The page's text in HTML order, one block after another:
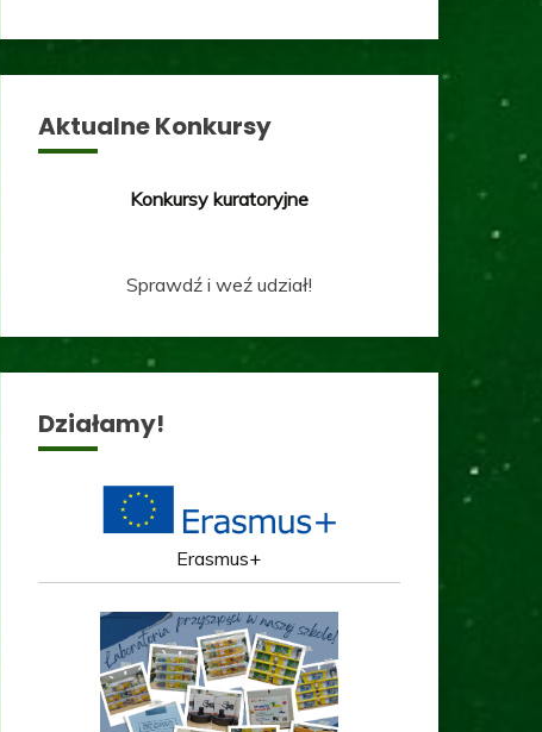
Aktualne Konkursy
Konkursy kuratoryjne
Sprawdź i weź udział!
Działamy!
Erasmus+